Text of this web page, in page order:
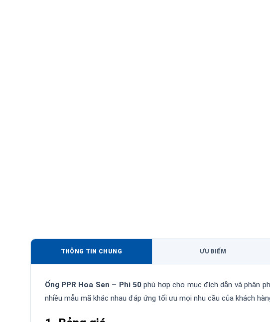
THÔNG TIN CHUNG ƯU ĐIỂM
Ống PPR Hoa Sen – Phi 50phù hợp cho mục đích dẫn và phân
nhiều mẫu mã khác nhau đáp ứng tối ưu mọi nhu cầu của khách